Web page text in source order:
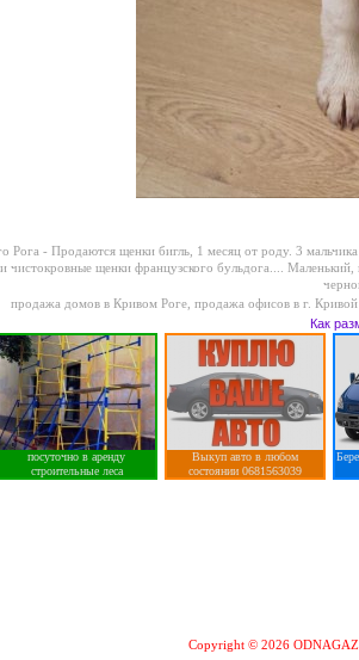
Рога - Продаются щенки бигль, 1 месяц от роду. 3
чистокровные щенки французского бульдога....Маленький,
продажа домов в Кривом Роге продажа офисов в г. Кривой
Как
посуточно в аренду
строительные леса
Выкуп авто в любом
состоянии 0681563039
Copyright © 2026